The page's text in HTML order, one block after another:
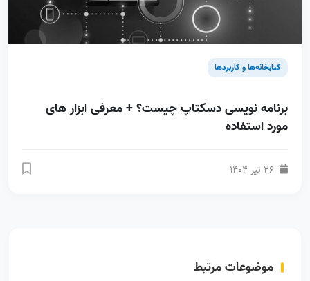
کتابخانه‌ها و کاربردها
برنامه نویسی دسکتاپ چیست؟ + معرفی ابزار های
مورد استفاده
موضوعات مرتبط